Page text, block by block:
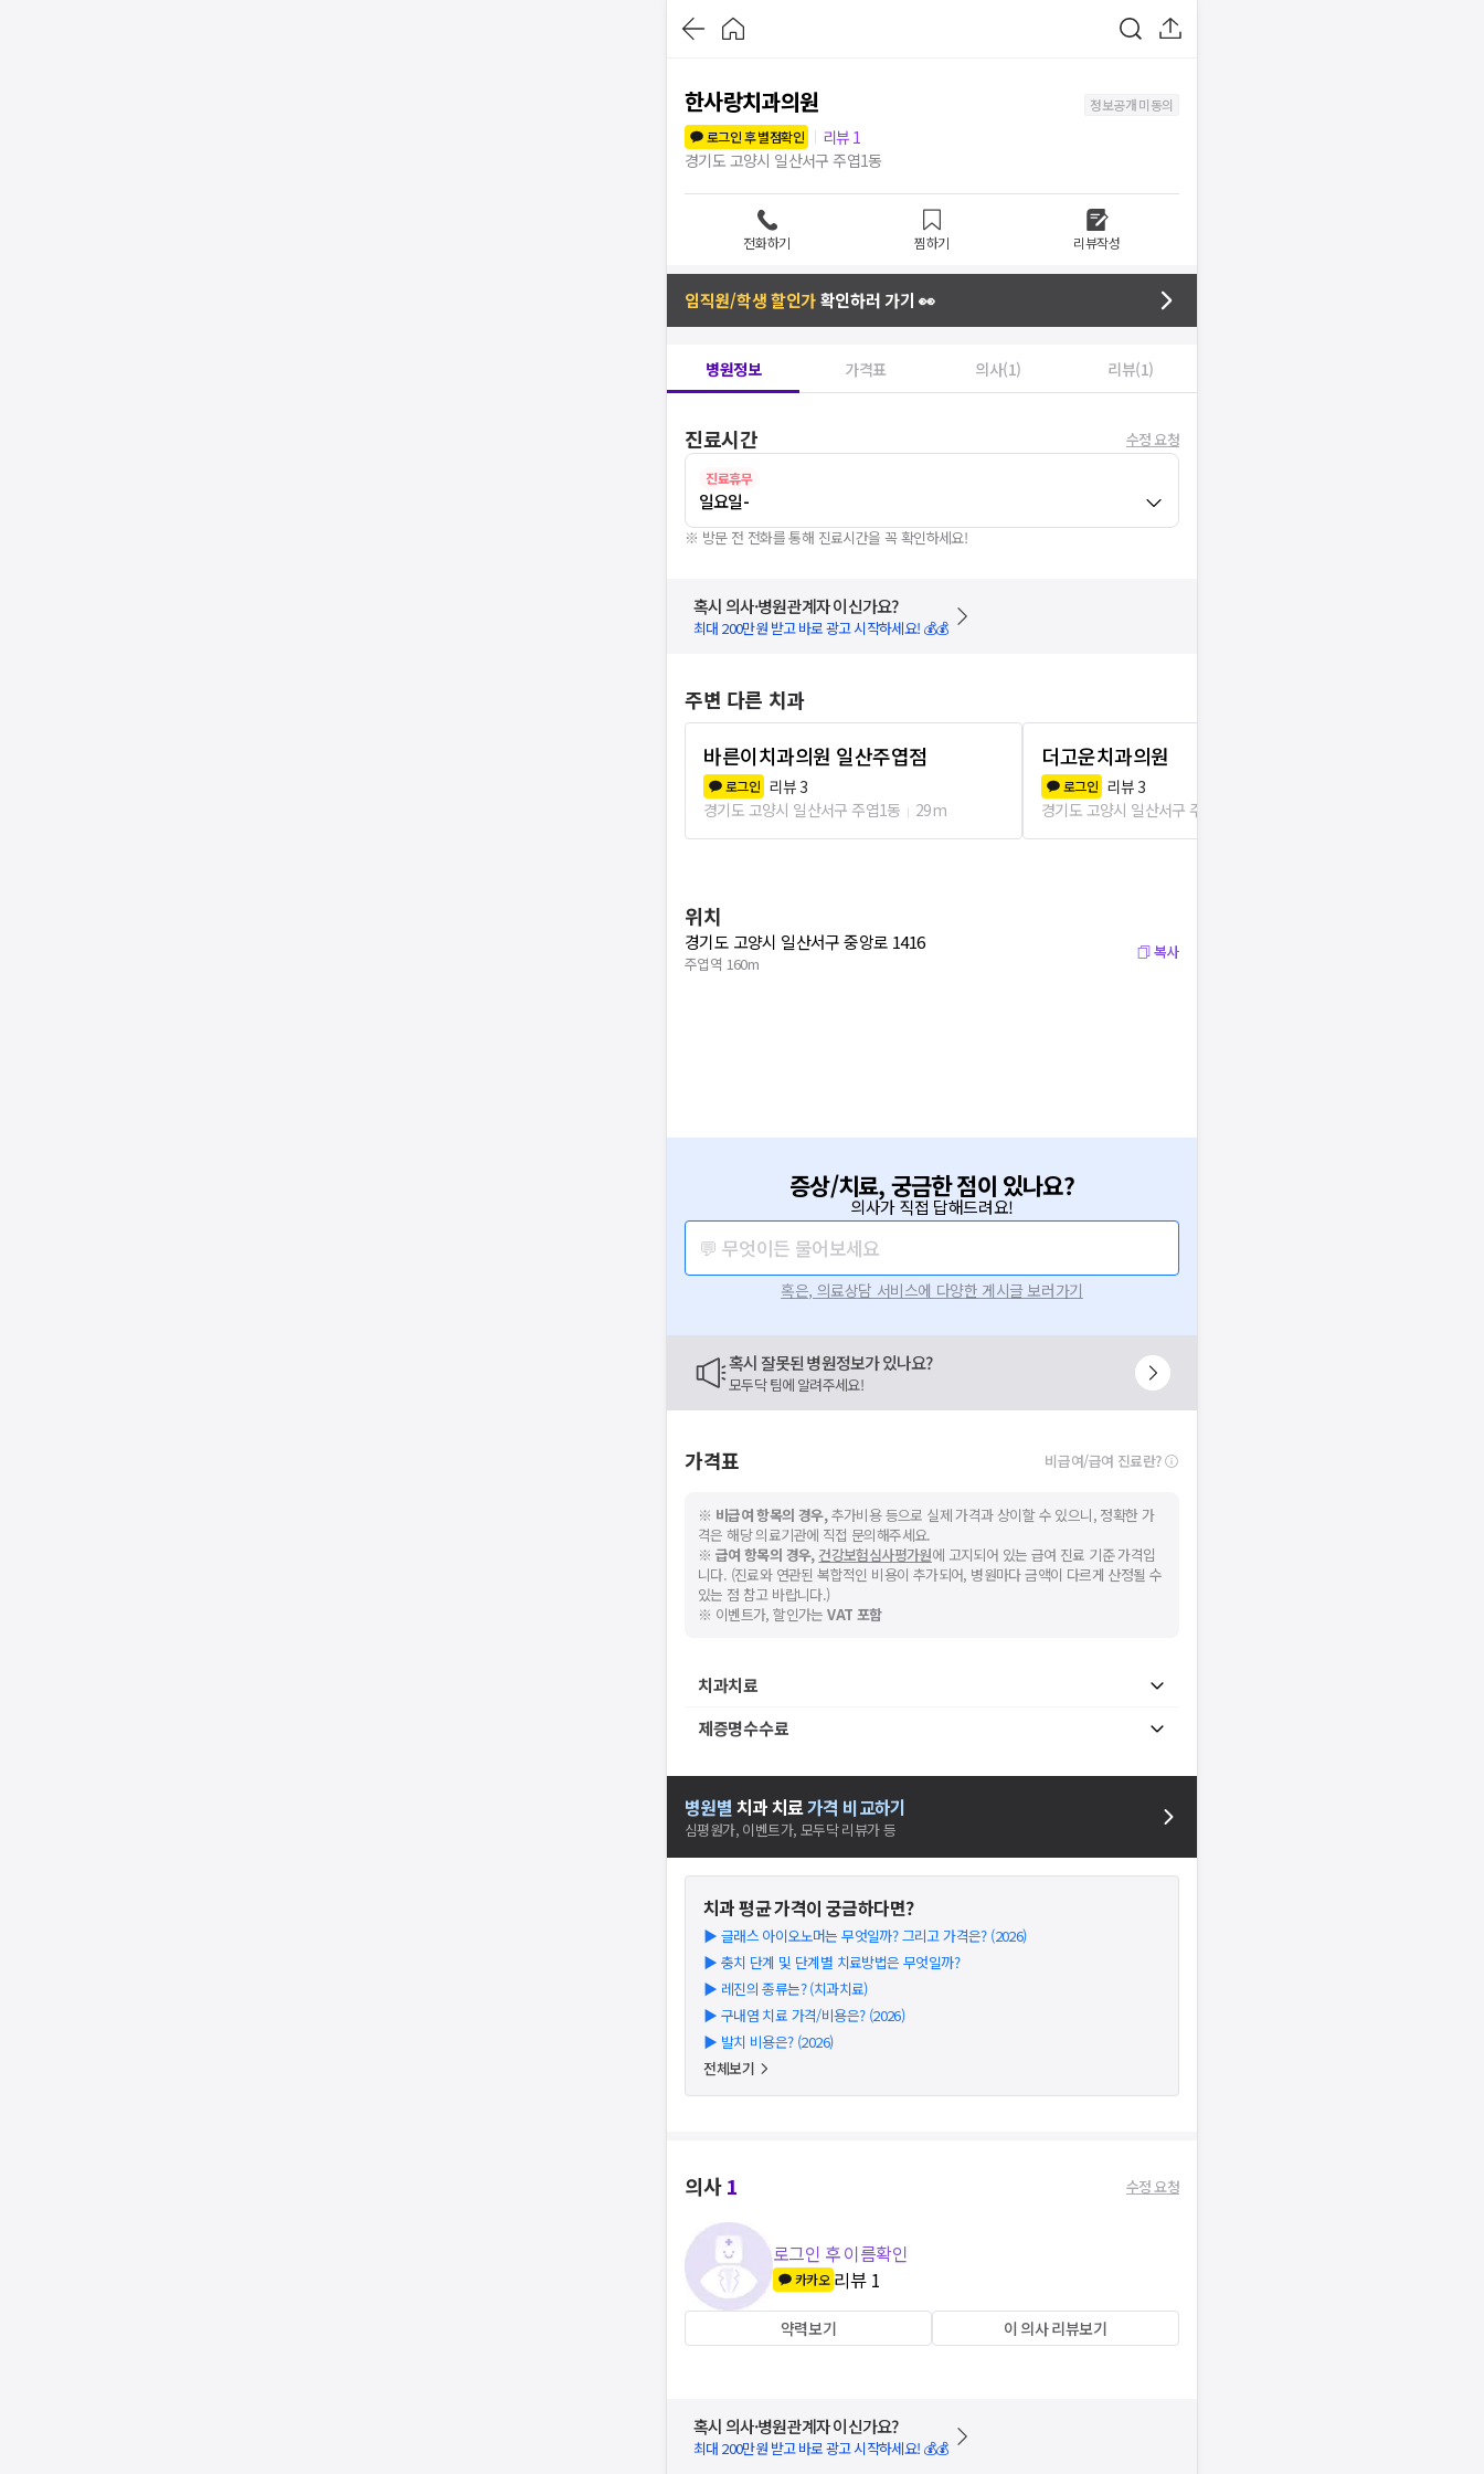
한사랑치과의원
정보공개 미동의
로그인 후 별점확인
리뷰 1
경기도 고양시 일산서구 주엽1동
전화하기 찜하기 리뷰작성
임직원/학생 할인가확인하러 가기 👀
병원정보 가격표 의사(1) 리뷰(1)
진료시간 수정 요청
진료휴무
일요일-
※ 방문 전 전화를 통해 진료시간을 꼭 확인하세요!
혹시 의사·병원관계자 이신가요?
최대 200만원 받고 바로 광고 시작하세요! 💰💰
주변 다른 치과
바른이치과의원 일산주엽점
로그인 리뷰 3
경기도 고양시 일산서구 주엽1동
29m
더고운치과의원
로그인 리뷰 3
경기도 고양시 일산서구 주엽1동
위치
경기도 고양시 일산서구 중앙로 1416
주엽역 160m
복사
증상/치료, 궁금한 점이 있나요?
의사가 직접 답해드려요!
💬 무엇이든 물어보세요
혹은, 의료상담 서비스에 다양한 게시글 보러가기
혹시 잘못된 병원정보가 있나요?
모두닥 팀에 알려주세요!
가격표 비급여/급여 진료란?
※ 비급여 항목의 경우,추가비용 등으로 실제 가격과 상이할 수 있으니, 정확한 가
격은 해당 의료기관에 직접 문의해주세요.
※ 급여 항목의 경우, 건강보험심사평가원에 고지되어 있는 급여 진료 기준 가격입
니다. (진료와 연관된 복합적인 비용이 추가되어, 병원마다 금액이 다르게 산정될 수
있는 점 참고 바랍니다.)
※ 이벤트가, 할인가는VAT 포함
치과치료
제증명수수료
병원별 치과치료가격 비교하기
심평원가, 이벤트가, 모두닥 리뷰가 등
치과평균 가격이 궁금하다면?
▶ 글래스 아이오노머는 무엇일까? 그리고 가격은? (2026)
▶ 충치 단계 및 단계별 치료방법은 무엇일까?
▶ 레진의 종류는? (치과치료)
▶ 구내염 치료 가격/비용은? (2026)
▶ 발치 비용은? (2026)
전체보기
의사1 수정 요청
로그인 후 이름확인
카카오 리뷰 1
약력보기 이 의사 리뷰보기
혹시 의사·병원관계자 이신가요?
최대 200만원 받고 바로 광고 시작하세요! 💰💰